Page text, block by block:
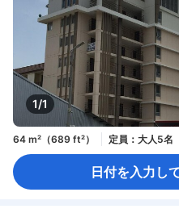
1/1
64 m²（689 ft²） 定員：大人5名
日付を入力し